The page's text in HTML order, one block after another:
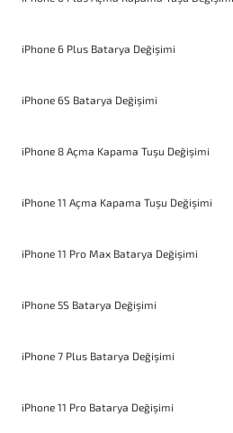
iPhone 6 Plus Batarya Değişimi
iPhone 6S Batarya Değişimi
iPhone 8 Açma Kapama Tuşu Değişimi
iPhone 11 Açma Kapama Tuşu Değişimi
iPhone 11 Pro Max Batarya Değişimi
iPhone 5S Batarya Değişimi
iPhone 7 Plus Batarya Değişimi
iPhone 11 Pro Batarya Değişimi